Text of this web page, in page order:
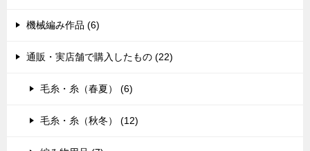
機械編み作品 (6)
通販・実店舗で購入したもの (22)
毛糸・糸（春夏） (6)
毛糸・糸（秋冬） (12)